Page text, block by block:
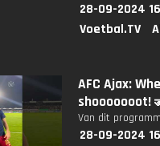
28-09-2024
Voetbal.TV
AFC Ajax:
shooooooot!
Van dit
28-09-2024